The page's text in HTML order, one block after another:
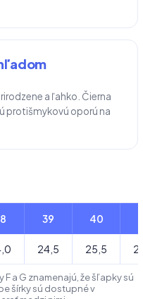
a ľahko. Čierna
protišmykovú oporú na
39 40
24,5 25,5
a G znamenajú, že šľapky sú
šírky sú dostupné v